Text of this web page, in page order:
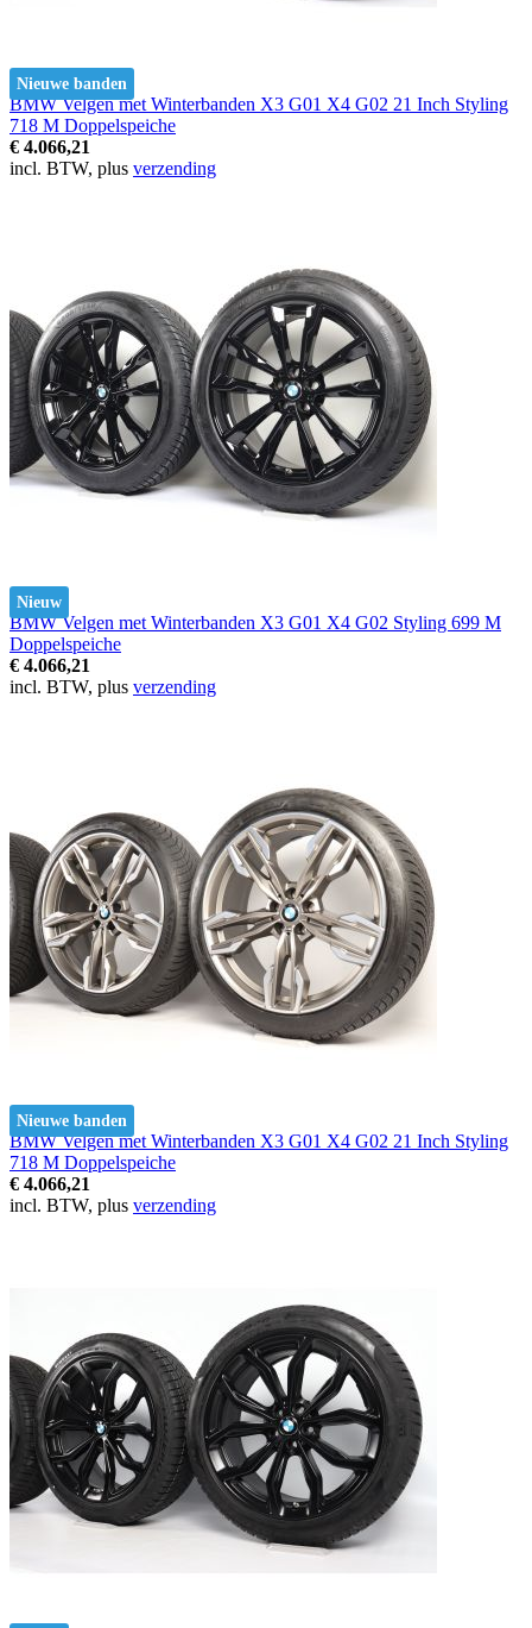
Nieuwe banden
BMW Velgen met Winterbanden X3 G01 X4 G02 21 Inch Styling
718 M Doppelspeiche
€ 4.066,21
incl. BTW, plus verzending
Nieuw
BMW Velgen met Winterbanden X3 G01 X4 G02 Styling 699 M
Doppelspeiche
€ 4.066,21
incl. BTW, plus verzending
Nieuwe banden
BMW Velgen met Winterbanden X3 G01 X4 G02 21 Inch Styling
718 M Doppelspeiche
€ 4.066,21
incl. BTW, plus verzending